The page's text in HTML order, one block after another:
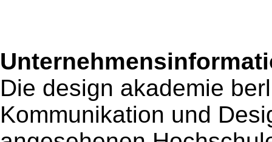
Die design akademie
Kommunikation und